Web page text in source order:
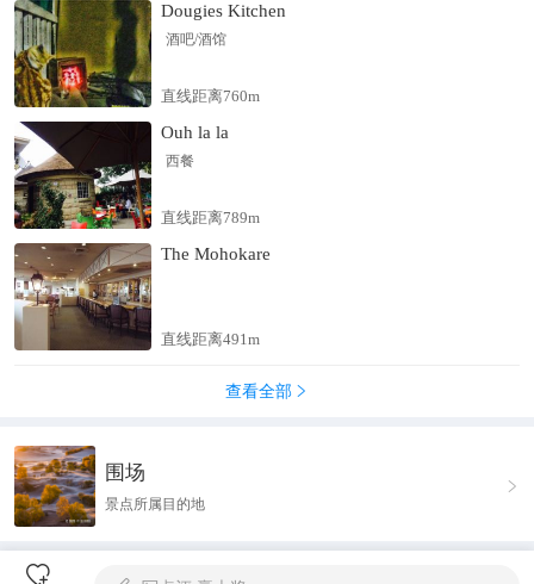
Dougies Kitchen
酒吧/酒馆
直线距离760m
Ouh la la
西餐
直线距离789m
The Mohokare
直线距离491m
查看全部 
围场
景点所属目的地

